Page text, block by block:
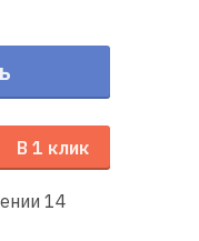
В 1 клик
14